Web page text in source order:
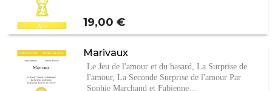
Prix
19,00 €
Marivaux
Le Jeu de l'amour et du hasard, La Surprise de
l'amour, La Seconde Surprise de l'amour Par
Sophie Marchand et Fabienne…